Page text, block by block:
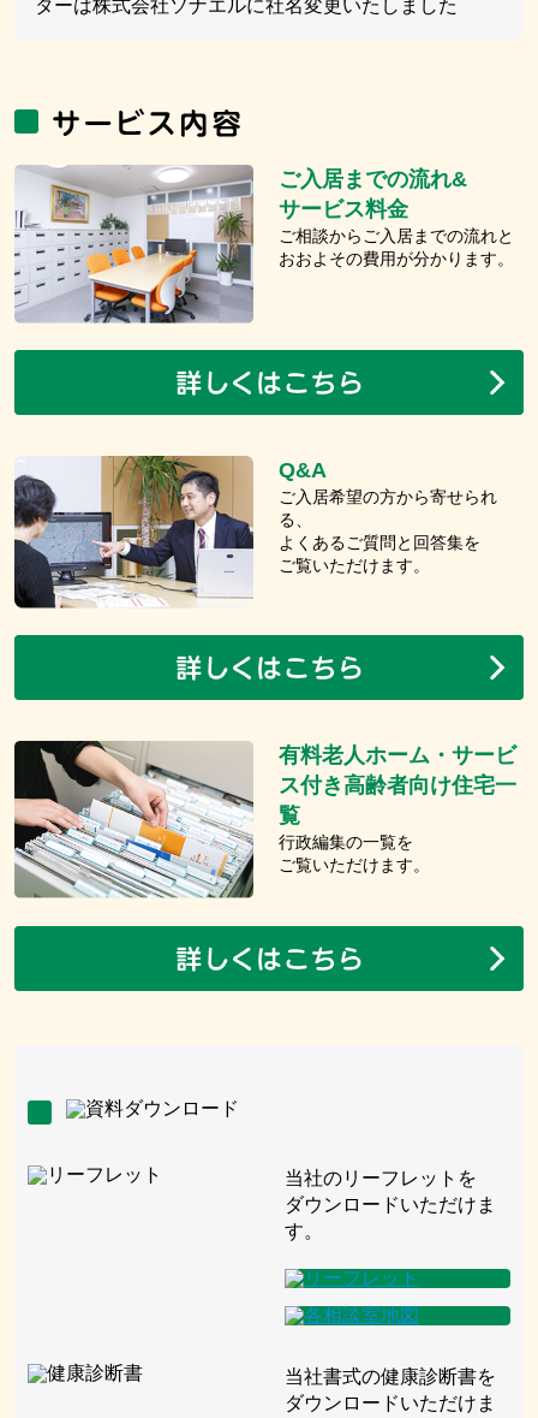
ターは株式会社ソナエルに社名変更いたしました
ご入居までの流れ&
サービス料金
ご相談からご入居までの流れと
おおよその費用が分かります。
Q&A
ご入居希望の方から寄せられ
る、
よくあるご質問と回答集を
ご覧いただけます。
有料老人ホーム・サービ
ス付き高齢者向け住宅一
覧
行政編集の一覧を
ご覧いただけます。
当社のリーフレットを
ダウンロードいただけま
す。
当社書式の健康診断書を
ダウンロードいただけま